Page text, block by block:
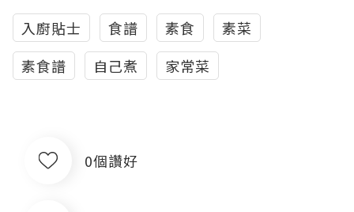
入廚貼士 食譜 素食
素菜
素食譜
自己煮 家常菜
0個讚好